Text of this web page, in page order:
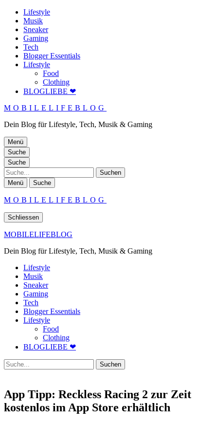
Lifestyle
Musik
Sneaker
Gaming
Tech
Blogger Essentials
Lifestyle
Food
Clothing
BLOGLIEBE ❤
MOBILELIFEBLOG
Dein Blog für Lifestyle, Tech, Musik & Gaming
Menü
Suche
Suche
Suche
Menü Suche
MOBILELIFEBLOG
Schliessen
MOBILELIFEBLOG
Dein Blog für Lifestyle, Tech, Musik & Gaming
Lifestyle
Musik
Sneaker
Gaming
Tech
Blogger Essentials
Lifestyle
Food
Clothing
BLOGLIEBE ❤
Suche
App Tipp: Reckless Racing 2 zur Zeit
kostenlos im App Store erhältlich